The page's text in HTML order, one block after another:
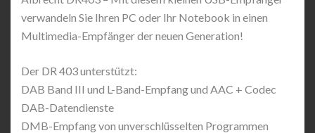
verwandeln Sie Ihren PC oder Ihr Notebook in einen
Multimedia-Empfänger der neuen Generation!
Der DR 403 unterstützt:
DAB Band III und L-Band-Empfang und AAC + Codec
DAB-Datendienste
DMB-Empfang von unverschlüsselten Programmen